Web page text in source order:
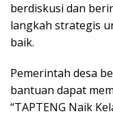
berdiskusi dan
langkah strategis
baik.
Pemerintah desa
bantuan dapat
“TAPTENG Naik